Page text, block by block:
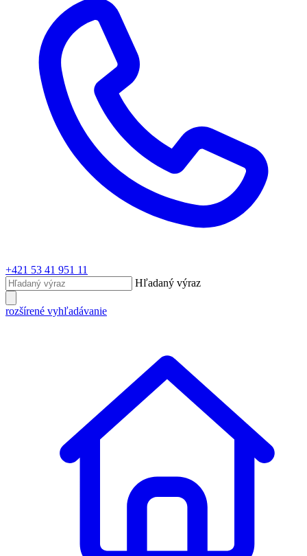
+421 53 41 951 11
Hľadaný výraz
rozšírené vyhľadávanie